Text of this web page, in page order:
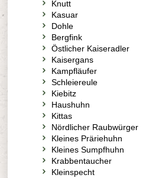
Knutt
Kasuar
Dohle
Bergfink
Östlicher Kaiseradler
Kaisergans
Kampfläufer
Schleiereule
Kiebitz
Haushuhn
Kittas
Nördlicher Raubwürger
Kleines Präriehuhn
Kleines Sumpfhuhn
Krabbentaucher
Kleinspecht